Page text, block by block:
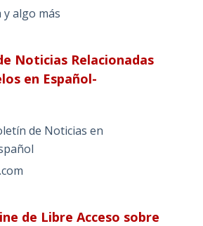
y algo más
Noticias Relacionadas
en Español-
de Noticias en
de Libre Acceso sobre